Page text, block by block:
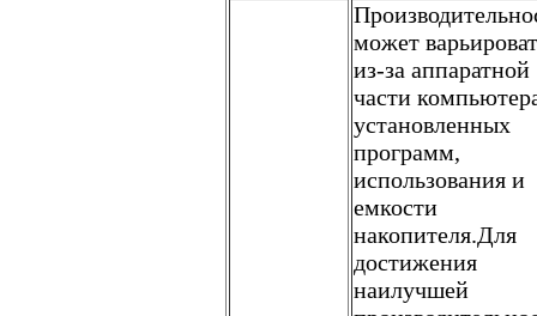
может
из-за аппаратной
части
установленных
программ,
использования и
емкости
накопителя.Для
достижения
наилучшей